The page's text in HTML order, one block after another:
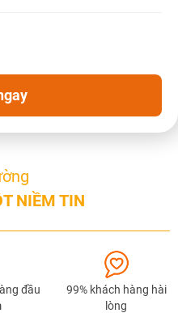
NIỀM TIN
đầu
99% khách hàng hài
lòng
NHẬN ƯU ĐÃI NGAY